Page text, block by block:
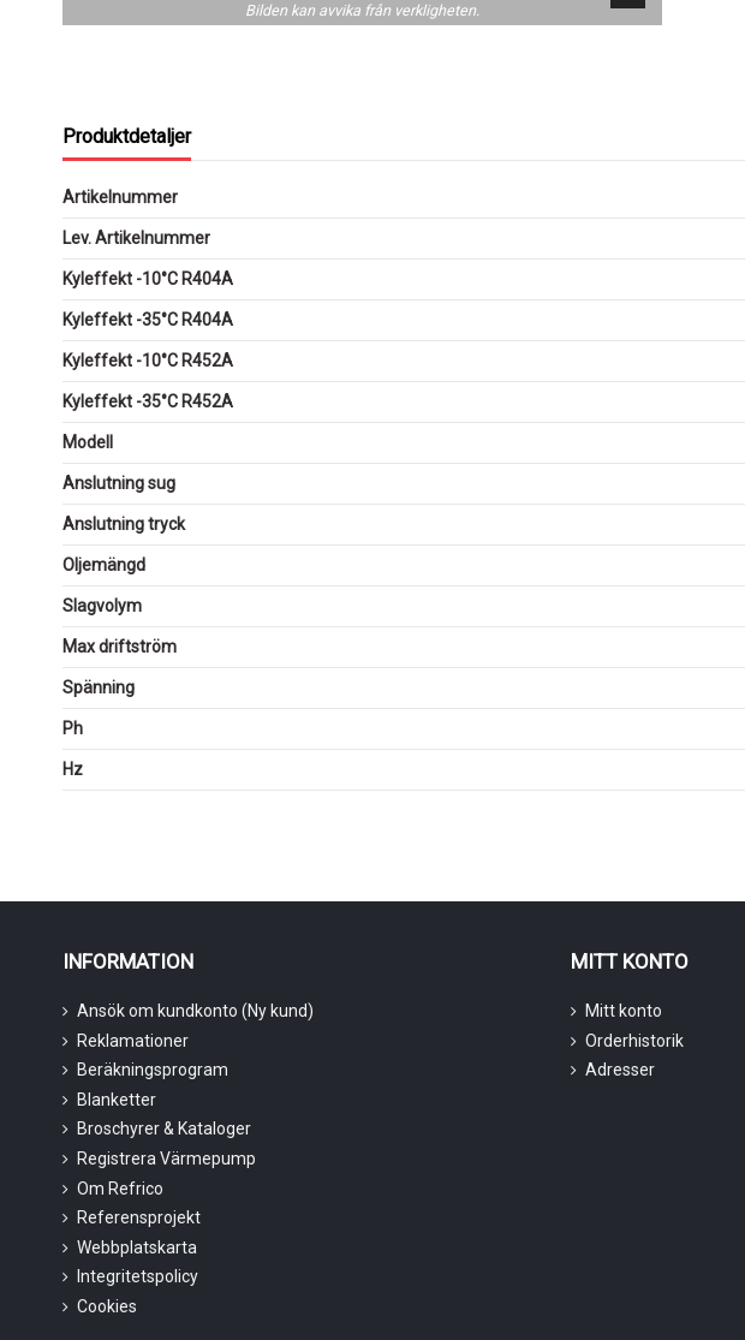
Bilden kan avvika från verkligheten.
Produktdetaljer
Artikelnummer
Lev. Artikelnummer
Kyleffekt -10°C R404A
Kyleffekt -35°C R404A
Kyleffekt -10°C R452A
Kyleffekt -35°C R452A
Modell
Anslutning sug
Anslutning tryck
Oljemängd
Slagvolym
Max driftström
Spänning
Ph
Hz
INFORMATION
Ansök om kundkonto (Ny kund)
Reklamationer
Beräkningsprogram
Blanketter
Broschyrer & Kataloger
Registrera Värmepump
Om Refrico
Referensprojekt
Webbplatskarta
Integritetspolicy
Cookies
MITT KONTO
Mitt konto
Orderhistorik
Adresser